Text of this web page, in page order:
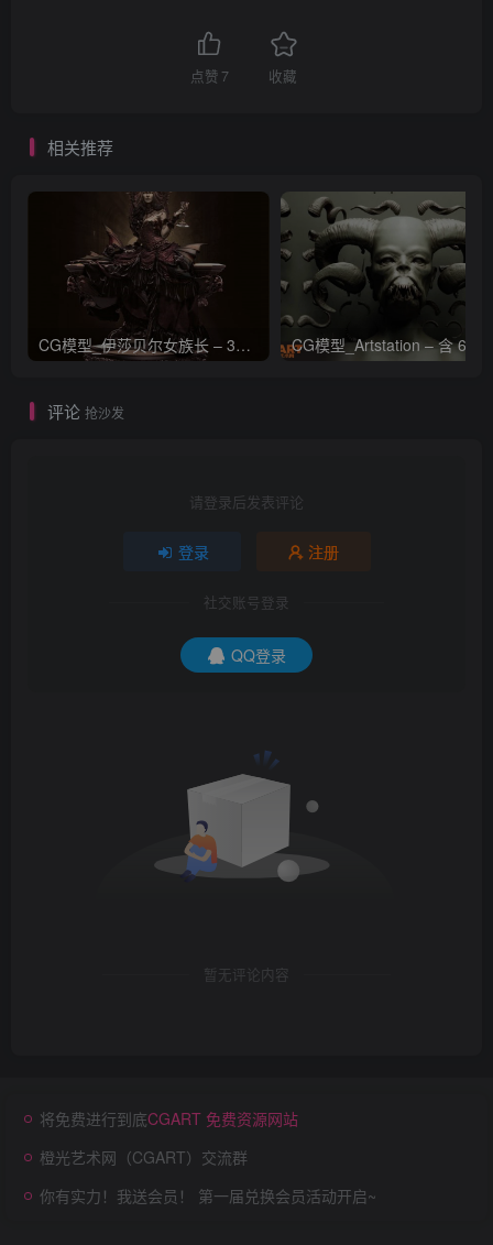
点赞 7 收藏
相关推荐
CG模型_伊莎贝尔女族长 – 3D 模型_CGART_模型下载
评论 抢沙发
请登录后发表评论
登录 注册
社交账号登录
QQ登录
暂无评论内容
将免费进行到底CGART 免费资源网站
橙光艺术网（CGART）交流群
你有实力！我送会员！ 第一届兑换会员活动开启~